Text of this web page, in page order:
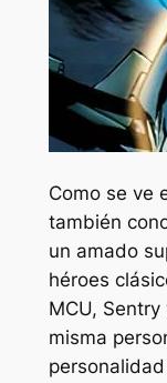
Como se ve
también
un amado
héroes
MCU,
misma